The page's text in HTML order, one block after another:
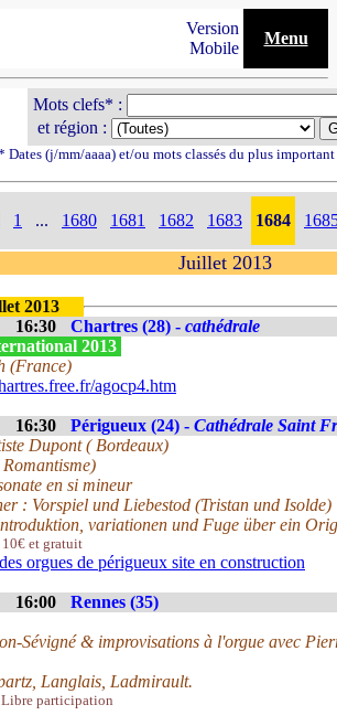
Version
Mobile
Menu
Mots clefs* :
et région :
Dates (j/mm/aaaa) et/ou mots classés du plus
1 ... 1680 1681 1682 1683 1684
Juillet 2013
2013
16:30
Chartres (28) - cathédrale
2013
(France)
agocp4.htm
16:30 Périgueux (24) - Cathédrale Saint
Dupont ( Bordeaux)
en si mineur
: Vorspiel und Liebestod (Tristan und Isolde)
variationen und Fuge über ein
et gratuit
orgues de périgueux site en construction
16:00
Rennes (35)
Sévigné & improvisations à l'orgue avec
Langlais, Ladmirault.
participation